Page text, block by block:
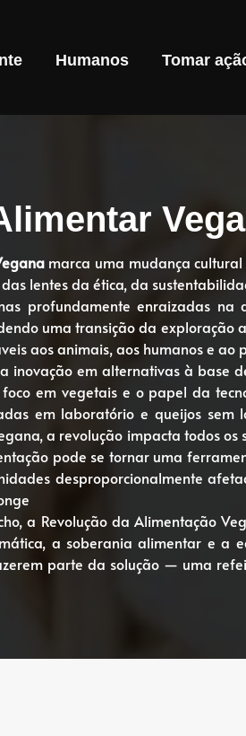
Humanos Tomar
marca uma mudança
lentes da ética, da
profundamente enraizadas
uma transição da exploração
​​aos animais, aos humanos e ao
inovação em alternativas à base
em vegetais e o papel da
em laboratório e queijos
a revolução impacta todos os
pode se tornar uma
desproporcionalmente
a Revolução da Alimentação
a soberania alimentar e a
parte da solução — uma